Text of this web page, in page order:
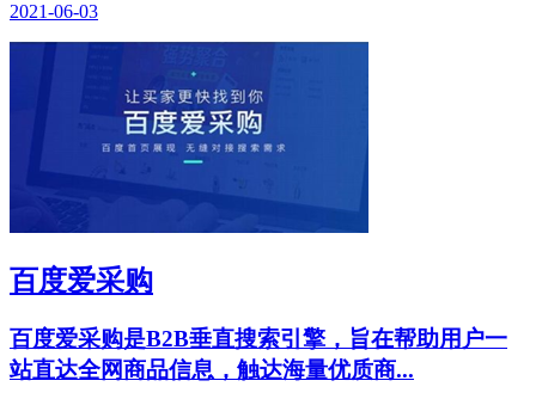
2021-06-03
百度爱采购
百度爱采购是B2B垂直搜索引擎，旨在帮助用户一
站直达全网商品信息，触达海量优质商...